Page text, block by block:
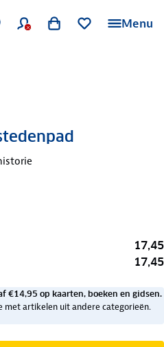
Menu
17,45
17,45
€14,95 op kaarten, boeken en gidsen.
met artikelen uit andere categorieën.